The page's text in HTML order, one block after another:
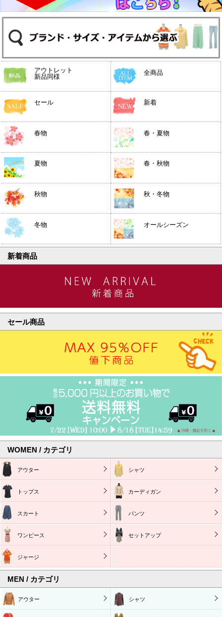
アウトレット
新品同様
全商品
セール 新着
春物 春・夏物
夏物 春・秋物
秋物 秋・冬物
冬物 オールシーズン
新着商品
セール商品
WOMEN / カテゴリ
アウター シャツ
トップス カーディガン
スカート パンツ
ワンピース セットアップ
ジャージ
MEN / カテゴリ
アウター シャツ